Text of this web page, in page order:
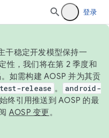
登录
干稳定开发模型保持一
性，我们将在第 2 季度和
如需构建 AOSP 并为其贡
release 。
android-
终引用推送到 AOSP 的最
AOSP 变更。